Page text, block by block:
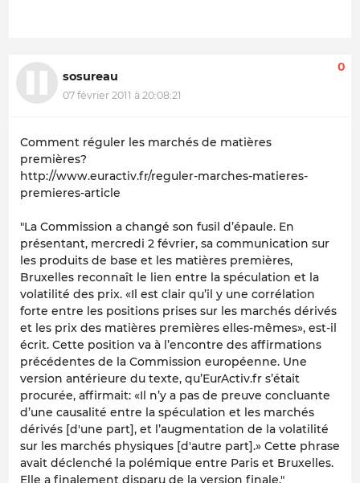
sosureau
07 février 2011 à 20:08:21
0
Comment réguler les marchés de matières
premières?
http://www.euractiv.fr/reguler-marches-matieres-
premieres-article
"La Commission a changé son fusil d’épaule. En
présentant, mercredi 2 février, sa communication sur
les produits de base et les matières premières,
Bruxelles reconnaît le lien entre la spéculation et la
volatilité des prix. «Il est clair qu’il y une corrélation
forte entre les positions prises sur les marchés dérivés
et les prix des matières premières elles-mêmes», est-il
écrit. Cette position va à l’encontre des affirmations
précédentes de la Commission européenne. Une
version antérieure du texte, qu’EurActiv.fr s’était
procurée, affirmait: «Il n’y a pas de preuve concluante
d’une causalité entre la spéculation et les marchés
dérivés [d'une part], et l’augmentation de la volatilité
sur les marchés physiques [d'autre part].» Cette phrase
avait déclenché la polémique entre Paris et Bruxelles.
Elle a finalement disparu de la version finale."